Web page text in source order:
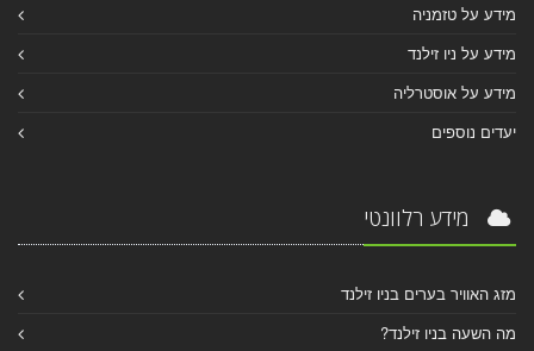
מידע על טזמניה
מידע על ניו זילנד
מידע על אוסטרליה
יעדים נוספים
מידע רלוונטי
מזג האוויר בערים בניו זילנד
מה השעה בניו זילנד?